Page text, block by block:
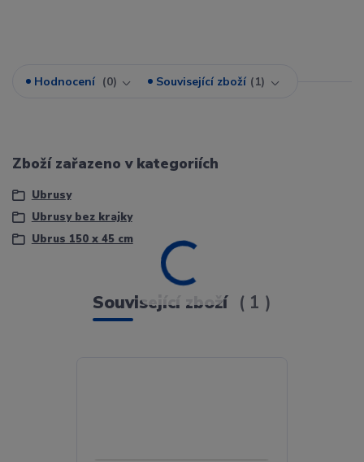
Hodnocení 0 Související zboží 1
Zboží zařazeno v kategoriích
Ubrusy
Ubrusy bez krajky
Ubrus 150 x 45 cm
Související zboží 1